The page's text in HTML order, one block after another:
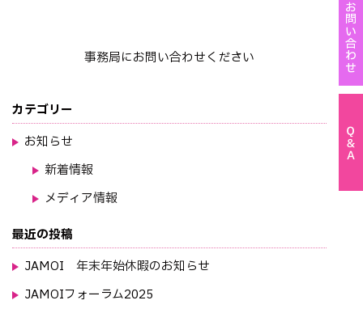
お問い合わせ
Ｑ＆Ａ
事務局にお問い合わせください
カテゴリー
お知らせ
新着情報
メディア情報
最近の投稿
JAMOI 年末年始休暇のお知らせ
JAMOIフォーラム2025